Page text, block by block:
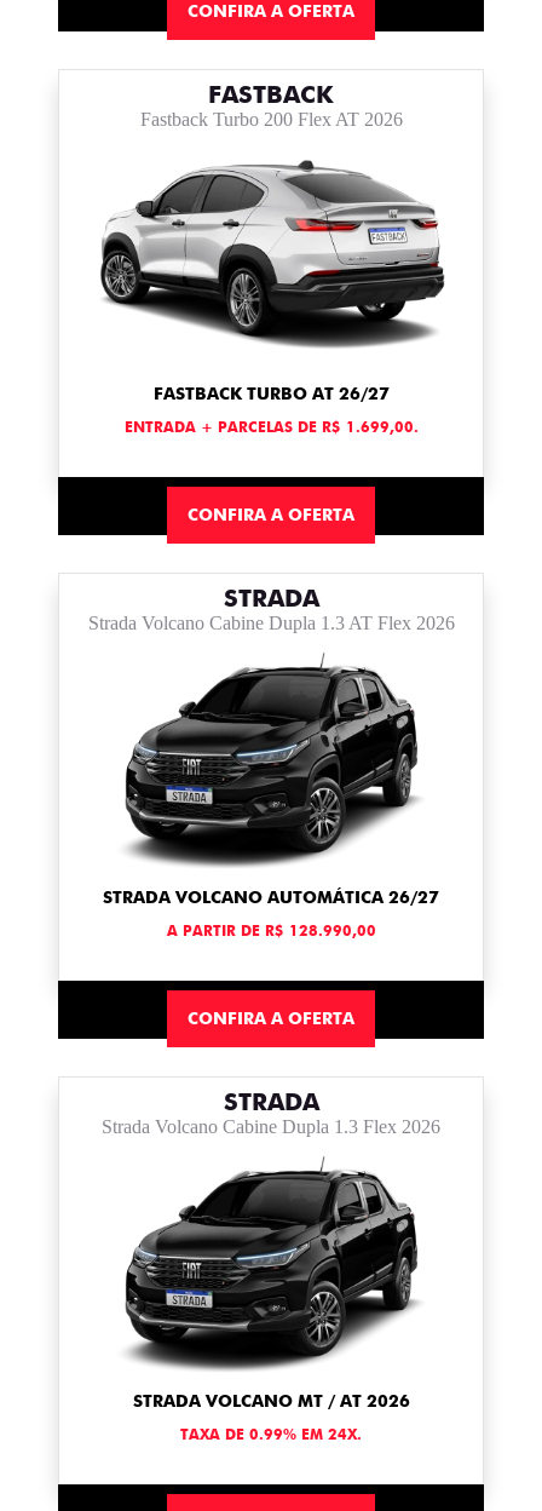
CONFIRA A OFERTA
FASTBACK
Fastback Turbo 200 Flex AT 2026
FASTBACK TURBO AT 26/27
ENTRADA + PARCELAS DE R$ 1.699,00.
CONFIRA A OFERTA
STRADA
Strada Volcano Cabine Dupla 1.3 AT Flex 2026
STRADA VOLCANO AUTOMÁTICA 26/27
A PARTIR DE R$ 128.990,00
CONFIRA A OFERTA
STRADA
Strada Volcano Cabine Dupla 1.3 Flex 2026
STRADA VOLCANO MT / AT 2026
TAXA DE 0.99% EM 24X.